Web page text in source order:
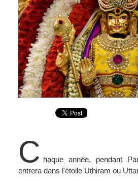
C haque année, pendant
entrera dans l'étoile Uthiram ou